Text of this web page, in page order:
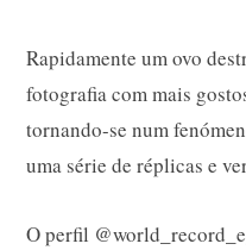
Rapidamente um ovo
fotografia com mais
tornando-se num
uma série de réplicas e
O perfil